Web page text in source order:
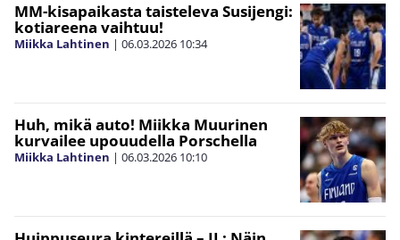
MM-kisapaikasta taisteleva Susijengi:
kotiareena vaihtuu!
Miikka Lahtinen | 06.03.2026 10:34
Huh, mikä auto! Miikka Muurinen
kurvailee upouudella Porschella
Miikka Lahtinen | 06.03.2026 10:10